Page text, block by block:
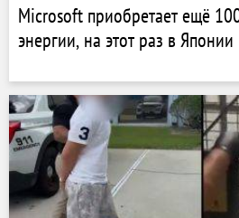
Microsoft приобретает ещё
энергии, на этот раз в Японии